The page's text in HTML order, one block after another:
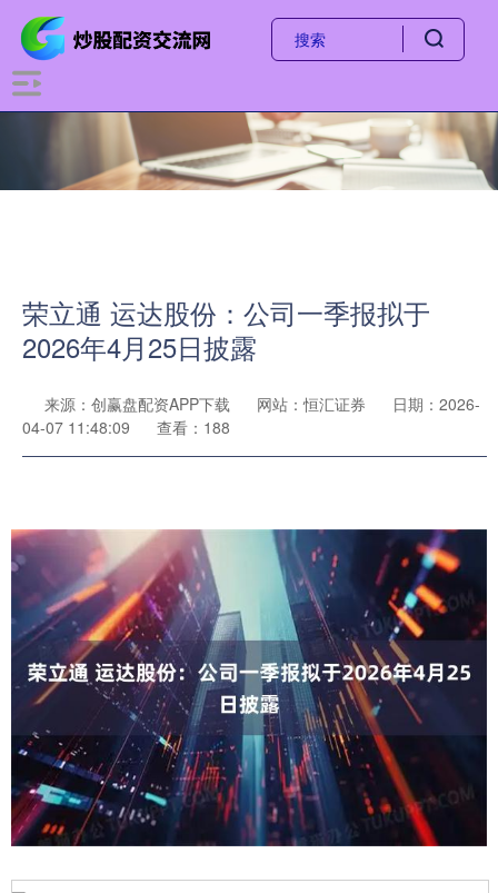
荣立通 运达股份：公司一季报拟于
2026年4月25日披露
来源：创赢盘配资APP下载 网站：恒汇证券
日期：2026-
04-07 11:48:09
查看：188